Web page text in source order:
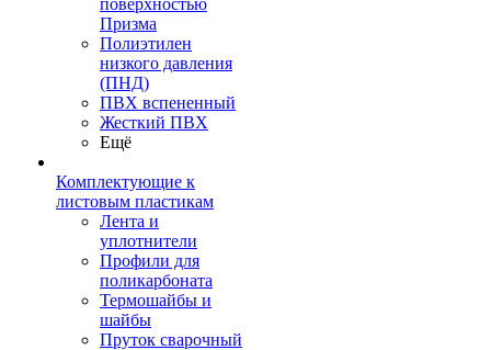
поверхностью
Призма
Полиэтилен
низкого давления
(ПНД)
ПВХ вспененный
Жесткий ПВХ
Ещё
Комплектующие к
листовым пластикам
Лента и
уплотнители
Профили для
поликарбоната
Термошайбы и
шайбы
Пруток сварочный